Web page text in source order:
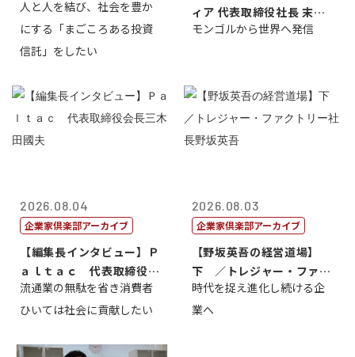
人と人を結び、社会を豊か
にする「まごころある投資
信託」をしたい
ィア 代表取締役社長 末田
真
モンゴルから世界へ発信
2026.08.04
企業家倶楽部アーカイブ
【編集長インタビュー】Ｐ
ａｌｔａｃ 代表取締役会
長三木田國夫
流通業の無駄を省き消費者
ひいては社会に貢献したい
2026.08.03
企業家倶楽部アーカイブ
【野坂英吾の経営道場】
下 ／トレジャー・ファク
トリー社長野坂...
時代を捉え進化し続ける企
業へ